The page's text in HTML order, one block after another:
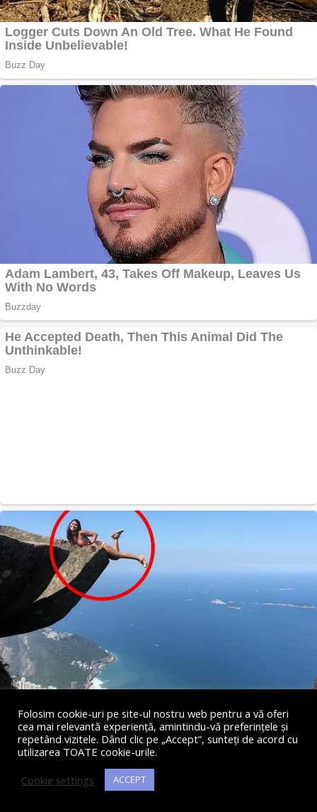
Folosim cookie-uri pe site-ul nostru web pentru a vă oferi
cea mai relevantă experiență, amintindu-vă preferințele și
repetând vizitele. Dând clic pe „Accept”, sunteți de acord cu
utilizarea TOATE cookie-urile.
Cookie settings
ACCEPT